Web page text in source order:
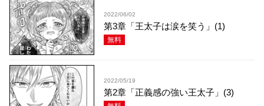
2022/06/02
第3章「王太子は涙を笑う」(1)
無料
2022/05/19
第2章「正義感の強い王太子」(3)